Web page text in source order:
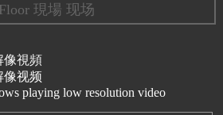
Floor 現場 现场
像視頻
像视频
playing low resolution video